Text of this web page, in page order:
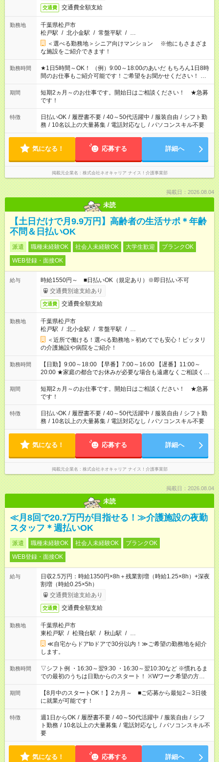
交通費 交通費全額支給
勤務地
千葉県松戸市
松戸駅 / 北小金駅 / 常盤平駅 / …
＜選べる勤務地＞シニア向けマンション ※他にもさまざま
な施設をご紹介できます！
勤務時間
★1日5時間～OK！ （例）9:00～18:00のあいだ もちろん1日8時
間のお仕事もご紹介可能です！ご希望をお聞かせください！ ★
家庭の都合でお休みが必要な場合も遠慮なくご相談ください。
※週最低15時間以上の勤務が必要です
期間
短期2ヵ月～のお仕事です。開始日はご相談ください！ ★急募
です！
特徴 日払いOK / 履歴書不要 / 40～50代活躍中 / 服装自由 / シフト勤
務 / 10名以上の大量募集 / 電話対応なし / パソコンスキル不要
気になる！ 応募する 詳細へ
掲載元企業名 株式会社ネオキャリア ナイス！介護事業部
掲載日：2026.08.04
未読
【土日だけで月9.9万円】高齢者の生活サポ＊年齢
不問＆日払いOK
派遣 職種未経験OK 社会人未経験OK 大学生歓迎
ブランクOK
WEB登録・面接OK
給与
時給1550円～ ■日払いOK（規定あり）※即日払い不可
交通費別途支給あり
交通費 交通費全額支給
勤務地
千葉県松戸市
松戸駅 / 北小金駅 / 常盤平駅 / …
＜近所で働ける！選べる勤務地＞初めてでも安心！ピッタリ
の介護施設や病院をご紹介！
勤務時間
【日勤】9:00～18:00 【早番】7:00～16:00 【遅番】11:00～
20:00 ★家庭の都合でお休みが必要な場合も遠慮なくご相談くだ
さい。
期間
短期2ヵ月～のお仕事です。開始日はご相談ください！ ★急募
です！
特徴 日払いOK / 履歴書不要 / 40～50代活躍中 / 服装自由 / シフト勤
務 / 10名以上の大量募集 / 電話対応なし / パソコンスキル不要
気になる！ 応募する 詳細へ
掲載元企業名 株式会社ネオキャリア ナイス！介護事業部
掲載日：2026.08.04
未読
≪月8回で20.7万円が目指せる！≫介護施設の夜勤
スタッフ＊週払いOK
派遣 職種未経験OK 社会人未経験OK
ブランクOK
WEB登録・面接OK
給与
日収2.5万円：時給1350円×8h＋残業割増（時給1.25×8h）+深夜
割増（時給0.25×5h）
交通費別途支給あり
交通費 交通費全額支給
勤務地
千葉県松戸市
東松戸駅 / 松飛台駅 / 秋山駅 / …
≪自宅からドアtoドアで30分以内！≫ご希望の勤務地を紹介
します。
勤務時間
▽シフト例 ・16:30～翌9:30 ・16:30～翌10:30など ※慣れるま
での最初のうちは日勤からのスタート！ ※Wワーク希望の方へ
複数就業の場合は、合計40時間以内。
期間
【8月中のスタートOK！】2カ月～ ■ご応募から最短2～3日後
に就業が可能です！
特徴 週1日からOK / 履歴書不要 / 40～50代活躍中 / 服装自由 / シフ
ト勤務 / 10名以上の大量募集 / 電話対応なし / パソコンスキル不
要
気になる！ 応募する 詳細へ